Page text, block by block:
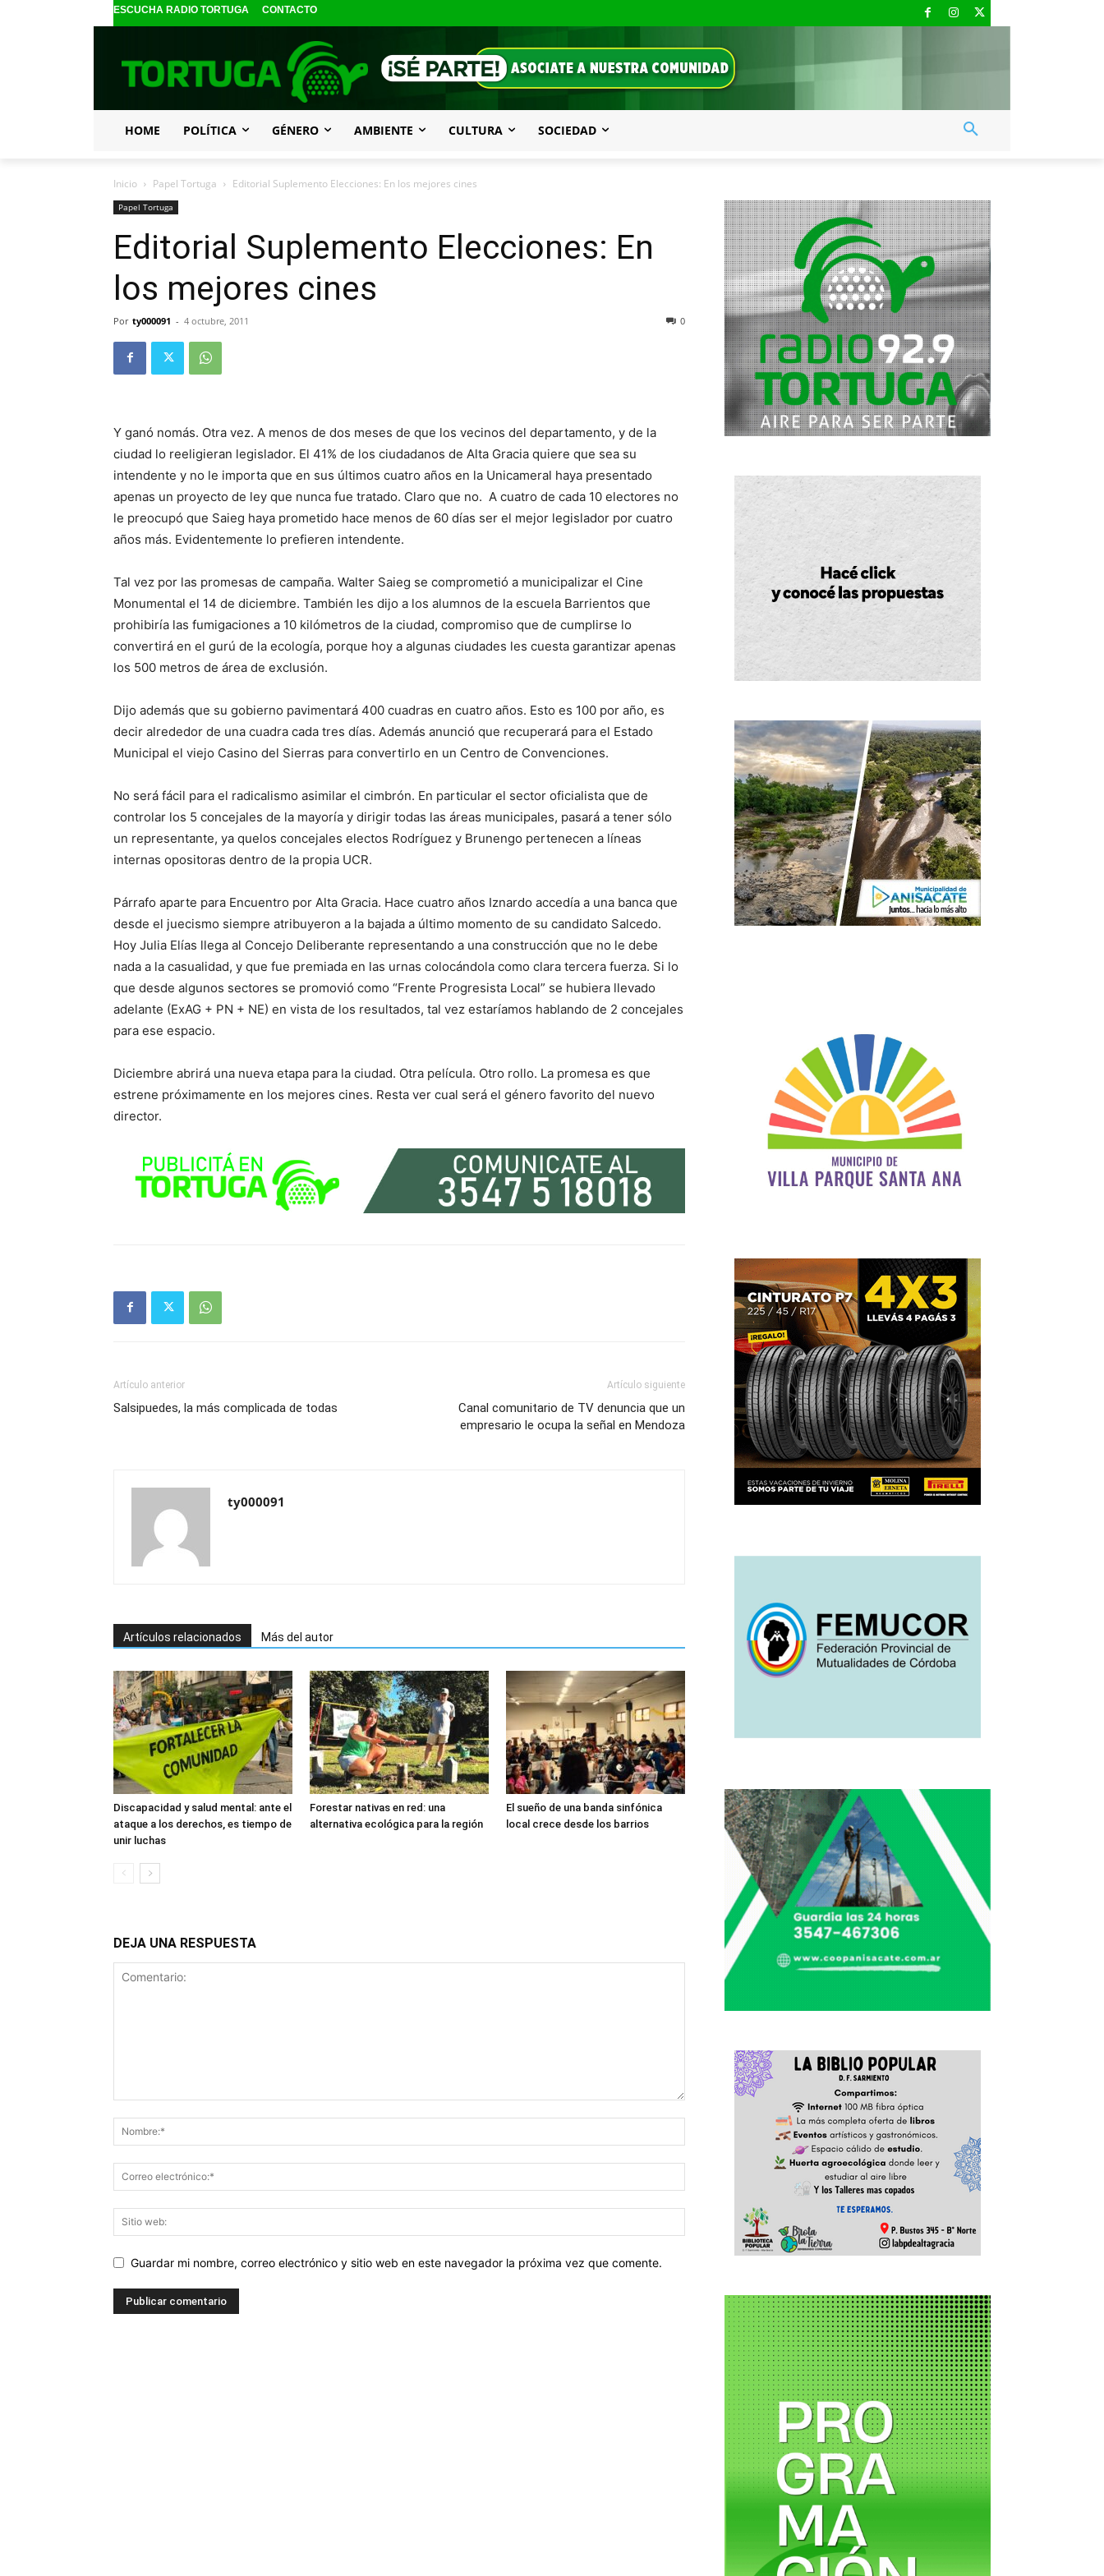
ESCUCHA RADIO TORTUGA CONTACTO
HOME POLÍTICA GÉNERO AMBIENTE CULTURA SOCIEDAD
Inicio Papel Tortuga Editorial Suplemento Elecciones: En los mejores cines
Papel Tortuga
Editorial Suplemento Elecciones: En
los mejores cines
Por ty000091 - 4 octubre, 2011 0
Y ganó nomás. Otra vez. A menos de dos meses de que los vecinos del departamento, y de la
ciudad lo reeligieran legislador. El 41% de los ciudadanos de Alta Gracia quiere que sea su
intendente y no le importa que en sus últimos cuatro años en la Unicameral haya presentado
apenas un proyecto de ley que nunca fue tratado. Claro que no. A cuatro de cada 10 electores no
le preocupó que Saieg haya prometido hace menos de 60 días ser el mejor legislador por cuatro
años más. Evidentemente lo prefieren intendente.
Tal vez por las promesas de campaña. Walter Saieg se comprometió a municipalizar el Cine
Monumental el 14 de diciembre. También les dijo a los alumnos de la escuela Barrientos que
prohibiría las fumigaciones a 10 kilómetros de la ciudad, compromiso que de cumplirse lo
convertirá en el gurú de la ecología, porque hoy a algunas ciudades les cuesta garantizar apenas
los 500 metros de área de exclusión.
Dijo además que su gobierno pavimentará 400 cuadras en cuatro años. Esto es 100 por año, es
decir alrededor de una cuadra cada tres días. Además anunció que recuperará para el Estado
Municipal el viejo Casino del Sierras para convertirlo en un Centro de Convenciones.
No será fácil para el radicalismo asimilar el cimbrón. En particular el sector oficialista que de
controlar los 5 concejales de la mayoría y dirigir todas las áreas municipales, pasará a tener sólo
un representante, ya quelos concejales electos Rodríguez y Brunengo pertenecen a líneas
internas opositoras dentro de la propia UCR.
Párrafo aparte para Encuentro por Alta Gracia. Hace cuatro años Iznardo accedía a una banca que
desde el juecismo siempre atribuyeron a la bajada a último momento de su candidato Salcedo.
Hoy Julia Elías llega al Concejo Deliberante representando a una construcción que no le debe
nada a la casualidad, y que fue premiada en las urnas colocándola como clara tercera fuerza. Si lo
que desde algunos sectores se promovió como “Frente Progresista Local” se hubiera llevado
adelante (ExAG + PN + NE) en vista de los resultados, tal vez estaríamos hablando de 2 concejales
para ese espacio.
Diciembre abrirá una nueva etapa para la ciudad. Otra película. Otro rollo. La promesa es que
estrene próximamente en los mejores cines. Resta ver cual será el género favorito del nuevo
director.
Artículo anterior
Salsipuedes, la más complicada de todas
Artículo siguiente
Canal comunitario de TV denuncia que un
empresario le ocupa la señal en Mendoza
ty000091
Artículos relacionados Más del autor
Discapacidad y salud mental: ante el
ataque a los derechos, es tiempo de
unir luchas
Forestar nativas en red: una
alternativa ecológica para la región
El sueño de una banda sinfónica
local crece desde los barrios
DEJA UNA RESPUESTA
Guardar mi nombre, correo electrónico y sitio web en este navegador la próxima vez que comente.